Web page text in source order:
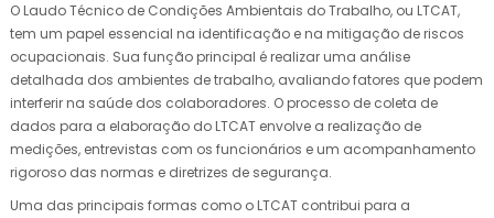
O Laudo Técnico de Condições Ambientais do Trabalho, ou LTCAT,
tem um papel essencial na identificação e na mitigação de riscos
ocupacionais. Sua função principal é realizar uma análise
detalhada dos ambientes de trabalho, avaliando fatores que podem
interferir na saúde dos colaboradores. O processo de coleta de
dados para a elaboração do LTCAT envolve a realização de
medições, entrevistas com os funcionários e um acompanhamento
rigoroso das normas e diretrizes de segurança.
Uma das principais formas como o LTCAT contribui para a